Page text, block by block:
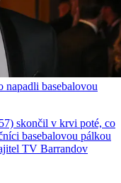
basebalovou
skončil v krvi poté, co
basebalovou pálkou
TV Barrandov